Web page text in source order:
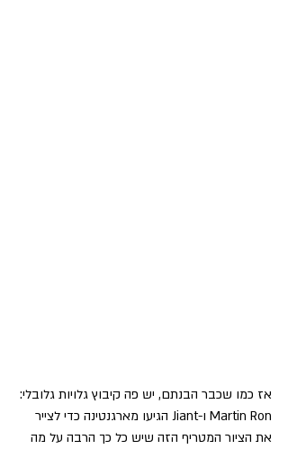
אז כמו שכבר הבנתם, יש פה קיבוץ גלויות גלובלי:
Martin Ron ו-Jiant הגיעו מארגנטינה כדי לצייר
את הציור המטריף הזה שיש כל כך הרבה על מה